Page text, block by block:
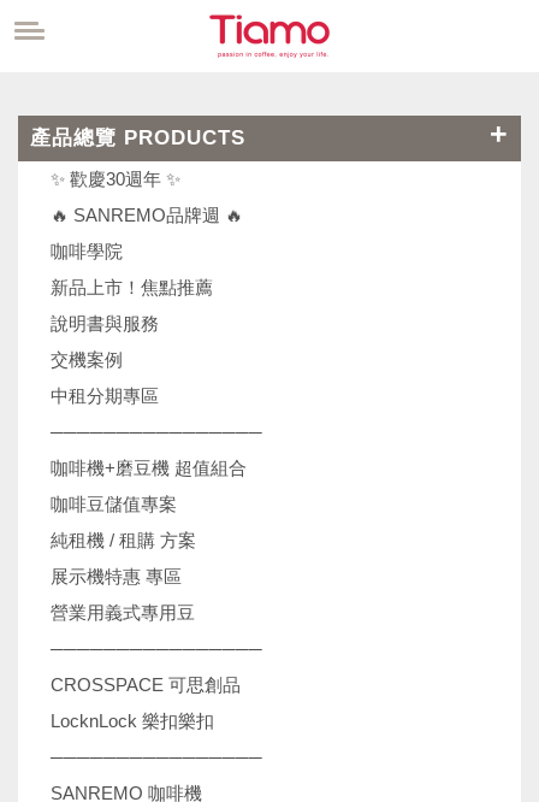
產品總覽 PRODUCTS
✨ 歡慶30週年 ✨
🔥 SANREMO品牌週 🔥
咖啡學院
新品上市！焦點推薦
說明書與服務
交機案例
中租分期專區
────────────────
咖啡機+磨豆機 超值組合
咖啡豆儲值專案
純租機 / 租購 方案
展示機特惠 專區
營業用義式專用豆
────────────────
CROSSPACE 可思創品
LocknLock 樂扣樂扣
────────────────
SANREMO 咖啡機